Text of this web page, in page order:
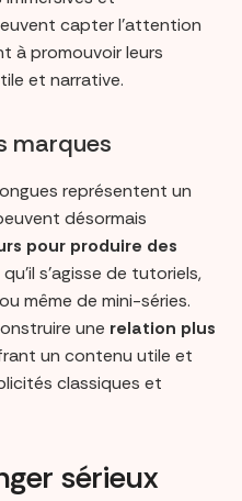
capter l'attention
à promouvoir leurs
et narrative.
marques
représentent un
désormais
pour produire des
qu'il s'agisse de tutoriels,
même de mini-séries.
une relation plus
un contenu utile et
classiques et
sérieux